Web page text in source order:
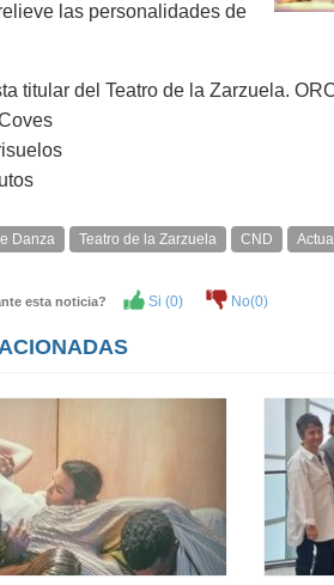
las personalidades de
titular del Teatro de la Zarzuela.
Danza Teatro de la Zarzuela CND
esta noticia? Si (0) No(0)